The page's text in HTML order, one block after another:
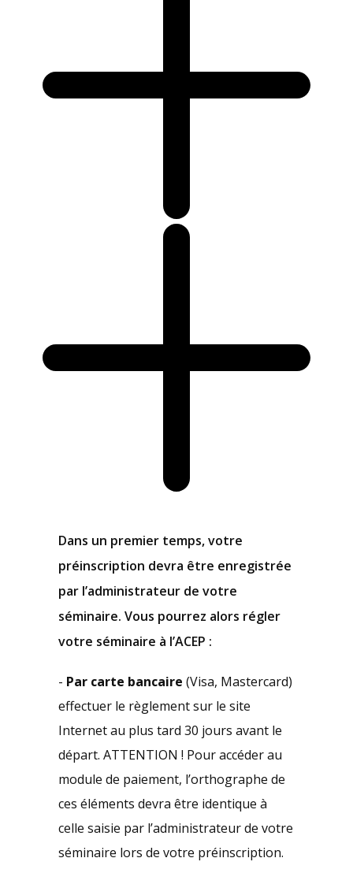
Dans un premier temps, votre
préinscription devra être enregistrée
par l’administrateur de votre
séminaire. Vous pourrez alors régler
votre séminaire à l’ACEP :
- Par carte bancaire (Visa, Mastercard)
effectuer le règlement sur le site
Internet au plus tard 30 jours avant le
départ. ATTENTION ! Pour accéder au
module de paiement, l’orthographe de
ces éléments devra être identique à
celle saisie par l’administrateur de votre
séminaire lors de votre préinscription.